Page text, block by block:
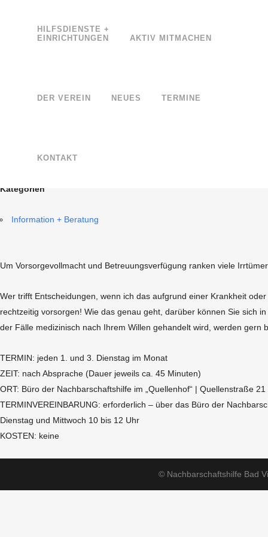
HILFSDIENSTE +
EINRICHTUNGEN
AKTIV MITMACHEN
DER VEREIN NEUES TERMINE
KONTAKT
SPRECHSTUNDE
19. Mai 2026, 15:30 Uhr - 17:00 Uhr
Kategorien
Information + Beratung
Um Vorsorgevollmacht und Betreuungsverfügung ranken viele
Wer trifft Entscheidungen, wenn ich das aufgrund einer Krankheit
rechtzeitig vorsorgen! Wie das genau geht, darüber können Sie sich
der Fälle medizinisch nach Ihrem Willen gehandelt wird, werden gern
TERMIN: jeden 1. und 3. Dienstag im Monat
ZEIT: nach Absprache (Dauer jeweils ca. 45 Minuten)
ORT: Büro der Nachbarschaftshilfe im „Quellenhof“ | Quellenstraße
TERMINVEREINBARUNG: erforderlich – über das Büro der
Dienstag und Mittwoch 10 bis 12 Uhr
KOSTEN: keine
© Nachbarschaftshilfe Bad